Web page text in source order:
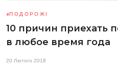
ПОДОРОЖІ
10 причин приехать
в любое время года
20 Лютого 2018